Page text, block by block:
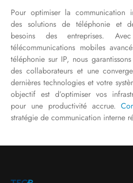
Pour optimiser la communication
des solutions de téléphonie et
besoins des entreprises.
télécommunications mobiles
téléphonie sur IP, nous
des collaborateurs et une
dernières technologies et votre
objectif est d’optimiser vos
pour une productivité accrue.
stratégie de communication interne